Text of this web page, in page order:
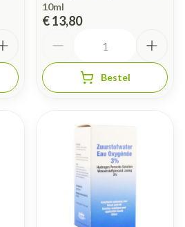
10ml
€ 13,80
Bestel